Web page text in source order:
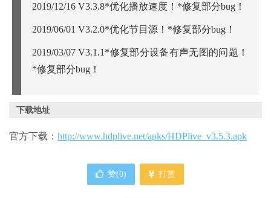
2019/12/16 V3.3.8*优化播放速度！*修复部分bug！
2019/06/01 V3.2.0*优化节目源！*修复部分bug！
2019/03/07 V3.1.1*修复部分设备有声无图的问题！
*修复部分bug！
下载地址
官方下载： http://www.hdplive.net/apks/HDPlive_v3.5.3.apk
赞(0) 打赏